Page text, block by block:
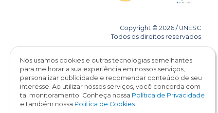
Copyright © 2026 / UNESC
Todos os direitos reservados
Nós usamos cookies e outras tecnologias semelhantes
para melhorar a sua experiência em nossos serviços,
personalizar publicidade e recomendar conteúdo de seu
interesse. Ao utilizar nossos serviços, você concorda com
tal monitoramento. Conheça nossa Política de Privacidade
e também nossa Política de Cookies.